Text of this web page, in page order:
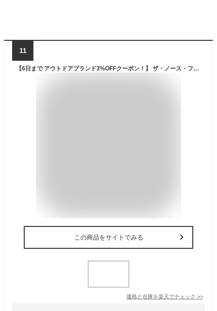
11
【6日まで アウトドアブランド3%OFFクーポン！】 ザ・ノース・フェイス THE NORTH FACE アウトドア キッズ テルス20 子ども ジュニア リュック バックパック かばん バッグ 林間学校 遠足 旅行 ハイキング 通気性 軽量 登山 大型収納ポケット NMJ72357 K
この商品をサイトでみる
価格と在庫を楽天でチェック >>